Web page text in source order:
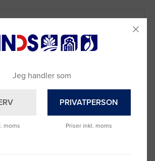
Jeg handler som
moms
PRIVATPERSON
Priser inkl. moms